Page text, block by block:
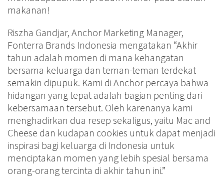
makanan!
Riszha Gandjar, Anchor Marketing Manager,
Fonterra Brands Indonesia mengatakan “Akhir
tahun adalah momen di mana kehangatan
bersama keluarga dan teman-teman terdekat
semakin dipupuk. Kami di Anchor percaya bahwa
hidangan yang tepat adalah bagian penting dari
kebersamaan tersebut. Oleh karenanya kami
menghadirkan dua resep sekaligus, yaitu Mac and
Cheese dan kudapan cookies untuk dapat menjadi
inspirasi bagi keluarga di Indonesia untuk
menciptakan momen yang lebih spesial bersama
orang-orang tercinta di akhir tahun ini.”